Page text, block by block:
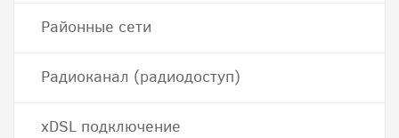
Районные сети
Радиоканал (радиодоступ)
хDSL подключение